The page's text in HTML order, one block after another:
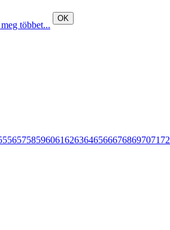
OK
többet...
56575859606162636465666768697071 72